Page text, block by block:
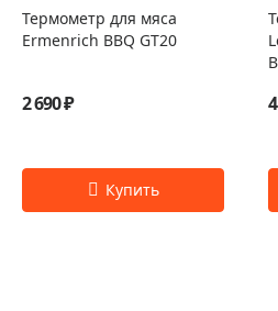
Термометр для мяса
Ermenrich BBQ GT20
2 690 ₽